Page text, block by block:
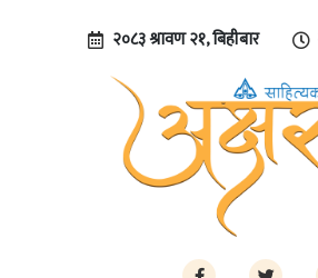
२०८३ श्रावण २१, बिहीबार